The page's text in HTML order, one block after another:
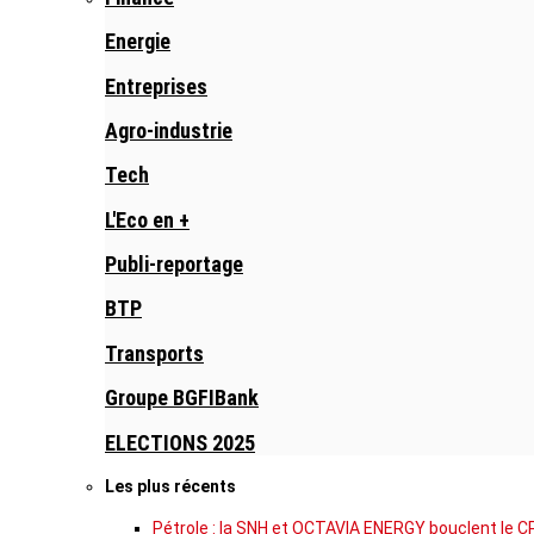
Energie
Entreprises
Agro-industrie
Tech
L'Eco en +
Publi-reportage
BTP
Transports
Groupe BGFIBank
ELECTIONS 2025
Les plus récents
Pétrole : la SNH et OCTAVIA ENERGY bouclent le